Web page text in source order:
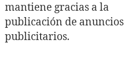
mantiene gracias a la
publicación de anuncios
publicitarios.